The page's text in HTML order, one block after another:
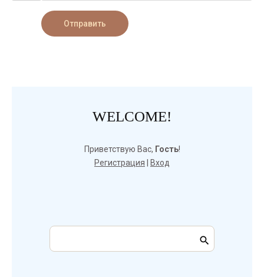
Отправить
WELCOME!
Приветствую Вас, Гость!
Регистрация
Вход